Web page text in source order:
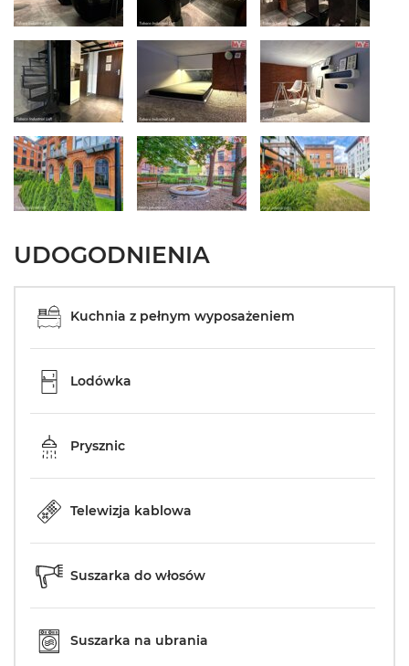
UDOGODNIENIA
Kuchnia z pełnym wyposażeniem
Lodówka
Prysznic
Telewizja kablowa
Suszarka do włosów
Suszarka na ubrania